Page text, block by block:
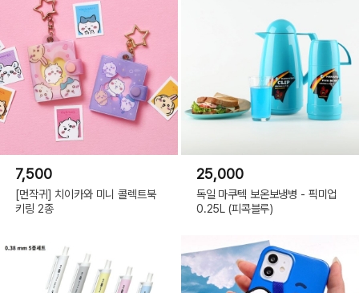
7,500
[먼작귀] 치이카와 미니 콜렉트북
키링 2종
25,000
독일 마쿠텍 보온보냉병 - 픽미업
0.25L (피콕블루)